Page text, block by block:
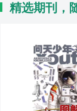
精选期刊，